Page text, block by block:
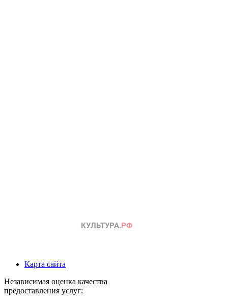
Карта сайта
Независимая оценка качества
предоставления услуг: